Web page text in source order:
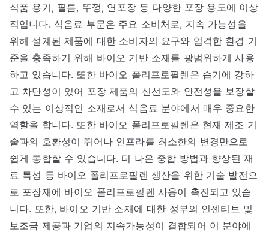
식품 용기, 필름, 뚜껑, 연포장 등 다양한 포장 용도에 이상
적입니다. 식음료 부문은 주요 소비처로, 지속 가능성을
위해 설계된 제품에 대한 소비자의 요구와 엄격한 환경 기
준을 충족하기 위해 바이오 기반 소재를 광범위하게 사용
하고 있습니다. 또한 바이오 폴리프로필렌은 습기에 강하
고 차단성이 있어 포장 제품의 신선도와 안전성을 보장할
수 있는 이상적인 소재로서 식음료 분야에서 매우 중요한
역할을 합니다. 또한 바이오 폴리프로필렌은 현재 제조 기
술과의 호환성이 뛰어나 인프라를 최소한의 변경만으로
쉽게 통합할 수 있습니다. 더 나은 중합 방법과 향상된 재
료 특성 등 바이오 폴리프로필렌 생산을 위한 기술 발전으
로 포장재에 바이오 폴리프로필렌 사용이 촉진되고 있습
니다. 또한, 바이오 기반 소재에 대한 정부의 인센티브 및
보조금 제공과 기업의 지속가능성이 결합되어 이 분야에